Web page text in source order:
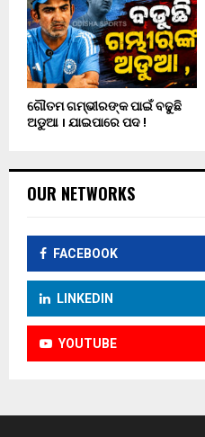
ଗୌତମ ଗମ୍ଭୀରଙ୍କ ପାଇଁ ବଢୁଛି
ଅଡୁଆ । ଯାଇପାରେ ପଦ !
OUR NETWORKS
FACEBOOK
LINKEDIN
YOUTUBE